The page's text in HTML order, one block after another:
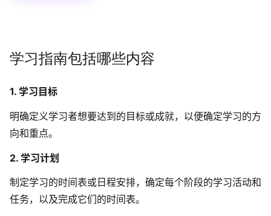
下载
客户端、插件
解决方案
团队协作提效
在线绘图
学习指南包括哪些内容
1. 学习目标
明确定义学习者想要达到的目标或成就，以便确定学习的方
向和重点。
2. 学习计划
制定学习的时间表或日程安排，确定每个阶段的学习活动和
任务，以及完成它们的时间表。